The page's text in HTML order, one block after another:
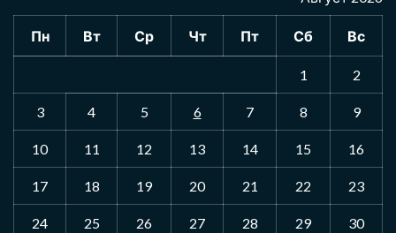
Пн Вт Ср Чт Пт Сб Вс
1 2
3 4 5 6 7 8 9
10 11 12 13 14 15 16
17 18 19 20 21 22 23
24 25 26 27 28 29 30